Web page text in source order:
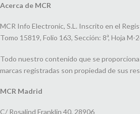
Acerca de MCR
MCR Info Electronic, S.L. Inscrito en el
Tomo 15819, Folio 163, Sección: 8ª, Hoja
Todo nuestro contenido que se
marcas registradas son propiedad de sus
MCR Madrid
C/ Rosalind Franklin 40, 28906